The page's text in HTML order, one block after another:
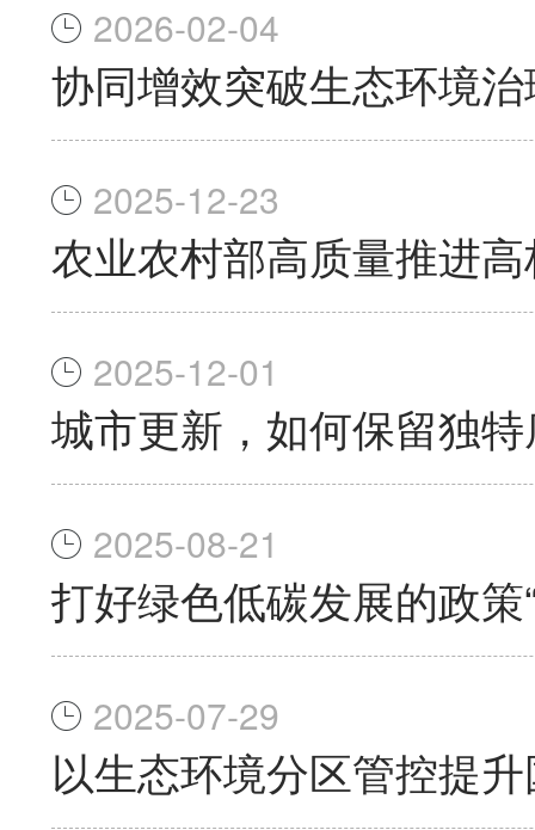
2026-02-04
协同增效突破生态环境
2025-12-23
农业农村部高质量推进
2025-12-01
城市更新，如何保留独
2025-08-21
打好绿色低碳发展的政策
2025-07-29
以生态环境分区管控提